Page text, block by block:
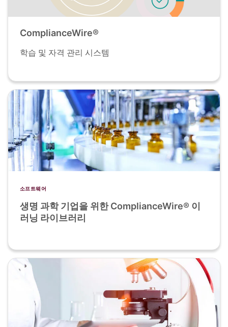
ComplianceWire®
학습 및 자격 관리 시스템
소프트웨어
생명 과학 기업을 위한 ComplianceWire® 이
러닝 라이브러리